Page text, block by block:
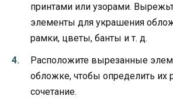
принтами или узорами.
элементы для украшения
рамки, цветы, банты и т. д.
Расположите вырезанные
обложке, чтобы определить их
сочетание.